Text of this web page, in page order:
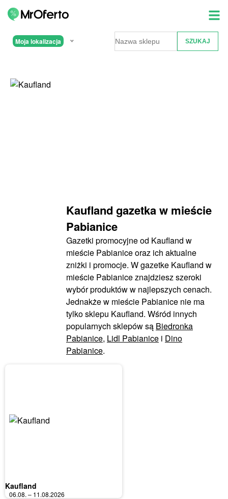
Moja lokalizacja
Kaufland gazetka w mieście
Pabianice
Gazetki promocyjne od Kaufland w
mieście Pabianice oraz ich aktualne
zniżki i promocje. W gazetke Kaufland w
mieście Pabianice znajdziesz szeroki
wybór produktów w najlepszych cenach.
Jednakże w mieście Pabianice nie ma
tylko sklepu Kaufland. Wśród innych
popularnych sklepów są Biedronka
Pabianice, Lidl Pabianice i Dino
Pabianice.
Kaufland
06.08. – 11.08.2026